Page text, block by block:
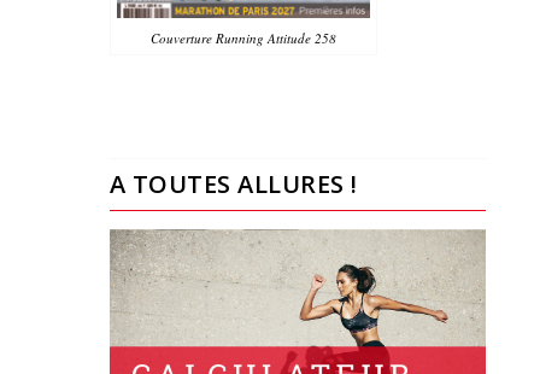
Couverture Running Attitude 258
A TOUTES ALLURES !